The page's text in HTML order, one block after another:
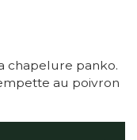
chapelure panko.
au poivron